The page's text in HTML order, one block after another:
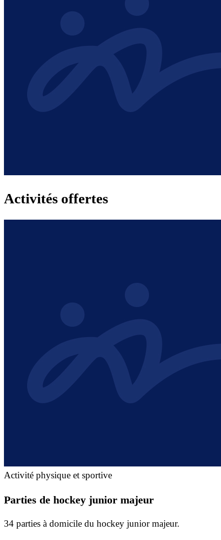
Activités offertes
Activité physique et sportive
Parties de hockey junior majeur
34 parties à domicile du hockey junior majeur.